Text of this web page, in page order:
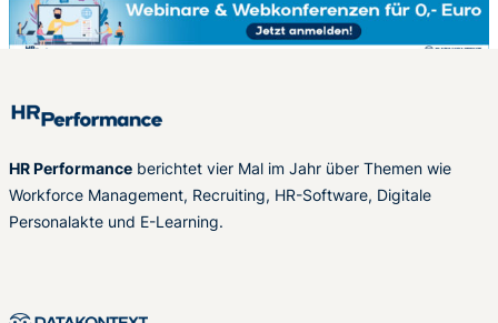
HR Performance berichtet vier Mal im Jahr über Themen wie
Workforce Management, Recruiting, HR-Software, Digitale
Personalakte und E-Learning.